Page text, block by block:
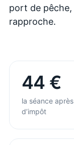
port de pêche,
rapproche.
44 €
la séance
d’impôt